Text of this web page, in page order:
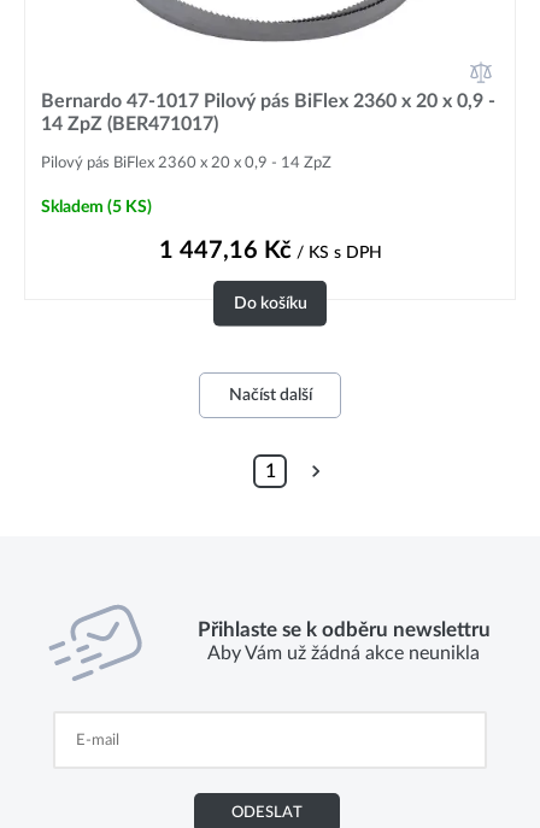
Bernardo 47-1017 Pilový pás BiFlex 2360 x 20 x 0,9 -
14 ZpZ (BER471017)
Pilový pás BiFlex 2360 x 20 x 0,9 - 14 ZpZ
Skladem (5 KS)
1 447,16 Kč/ KS s DPH
Do košíku
Načíst další
1
Přihlaste se k odběru newslettru
Aby Vám už žádná akce neunikla
ODESLAT